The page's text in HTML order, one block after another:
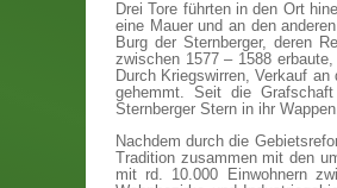
Drei Tore führten in den Ort
eine Mauer und an den
Burg der Sternberger, deren
zwischen 1577 – 1588
Durch Kriegswirren, Verkauf
gehemmt. Seit die
Sternberger Stern in ihr
Nachdem durch die
Tradition zusammen mit den
mit rd. 10.000 Einwohnern